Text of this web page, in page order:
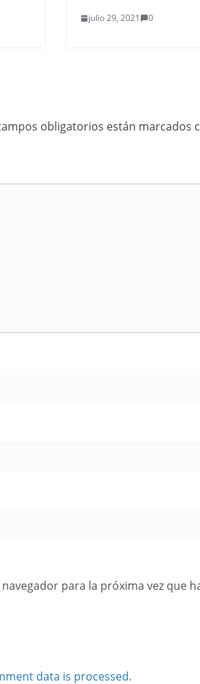
julio 29, 2021 0
obligatorios están marcados
para la próxima vez que
data is processed.